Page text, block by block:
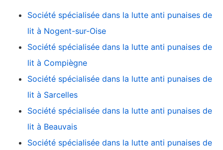
Société spécialisée dans la lutte anti punaises de
lit à Nogent-sur-Oise
Société spécialisée dans la lutte anti punaises de
lit à Compiègne
Société spécialisée dans la lutte anti punaises de
lit à Sarcelles
Société spécialisée dans la lutte anti punaises de
lit à Beauvais
Société spécialisée dans la lutte anti punaises de